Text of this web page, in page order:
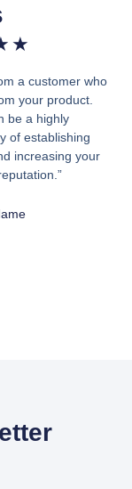
★
a customer who
your product.
be a highly
of establishing
increasing your